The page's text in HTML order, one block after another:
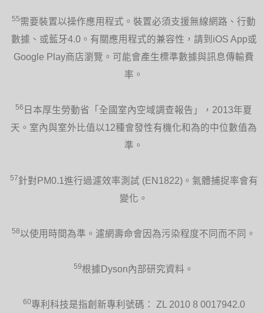
55需要裝置以操作應用程式。裝置必須支援無線網路、行動
數據、或藍牙4.0。有關應用程式的兼容性，請到iOS App或
Google Play商店瀏覽。可能會產生標準數據與訊息傳輸費
率。
56 日本厚生勞動省「全國室內空域調查報告」，2013年夏
天。室內與室外比值以12種會發性有機化和為的中位數值為
準。
57針對PM0.1進行過濾效率測試 (EN1822)。氣體捕捉率會有
變化。
58以使用時間為準。濾網壽命會因為污染程度不同而不同。
59根據Dyson內部研究資料。
60專利科技是指創新專利號碼： ZL 2010 8 0017942.0